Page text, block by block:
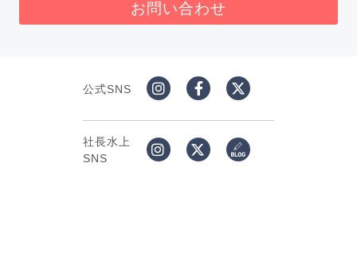
お問い合わせ
公式SNS
社長水上
SNS